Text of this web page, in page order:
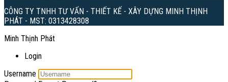
CÔNG TY TNHH TƯ VẤN - THIẾT KẾ - XÂY DỰNG MINH THỊNH
PHÁT - MST: 0313428308
Minh Thịnh Phát
Login
Username